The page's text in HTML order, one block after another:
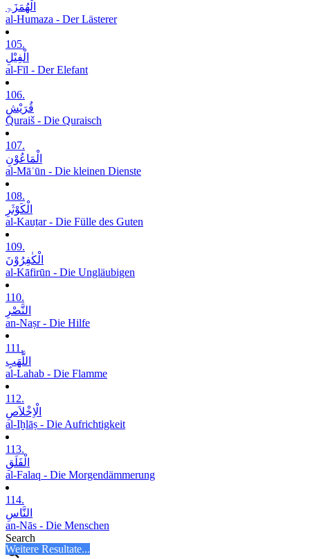
الْھُمَزَۃِ
al-Humaza - Der Lästerer
105.
الْفِیْلِ
al-Fīl - Der Elefant
106.
قُرَیْشٍ
Quraiš - Die Quraisch
107.
الْمَاعُوْنِ
al-Māʿūn - Die kleinen Dienste
108.
الْکَوْثَرِ
al-Kauṯar - Die Fülle des Guten
109.
الْکٰفِرُوْنَ
al-Kāfirūn - Die Ungläubigen
110.
النَّصْرِ
an-Naṣr - Die Hilfe
111.
اللَّھَبِ
al-Lahab - Die Flamme
112.
الْاِخْلاَصِ
al-Iḫlāṣ - Die Aufrichtigkeit
113.
الْفَلَقِ
al-Falaq - Die Morgendämmerung
114.
النَّاسِ
an-Nās - Die Menschen
Search
Weitere Resultate...